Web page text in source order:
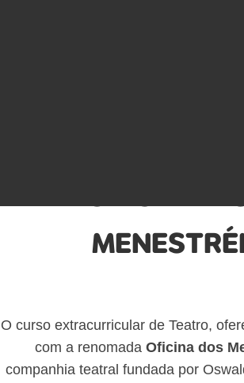
O curso extracurricular de Teatro,
com a renomada Oficina dos
companhia teatral fundada por